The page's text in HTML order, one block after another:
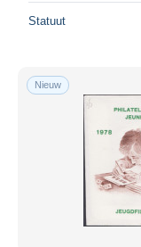
Statuut
Nieuw